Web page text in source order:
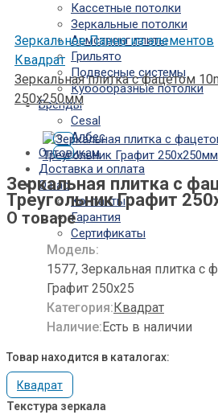
Кассетные потолки
Зеркальные потолки
Армстронг плиты
Грильято
Подвесные системы
Кубообразные потолки
Бренды
Cesal
Албес
Оптовикам
Доставка и оплата
О нас
Контакты
Гарантия
Сертификаты
Зеркальное Панно из элементов
Квадрат
Зеркальная плитка с фацетом
250х250мм
Зеркальная плитка с
Треугольник Графит
О товаре
Модель:
1577, Зеркальная плитка с
Графит 250х25
Категория:Квадрат
Наличие:Есть в наличии
Товар находится в каталогах:
Квадрат
Текстура зеркала